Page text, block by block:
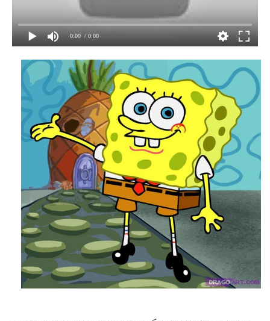
0:00 / 0:00